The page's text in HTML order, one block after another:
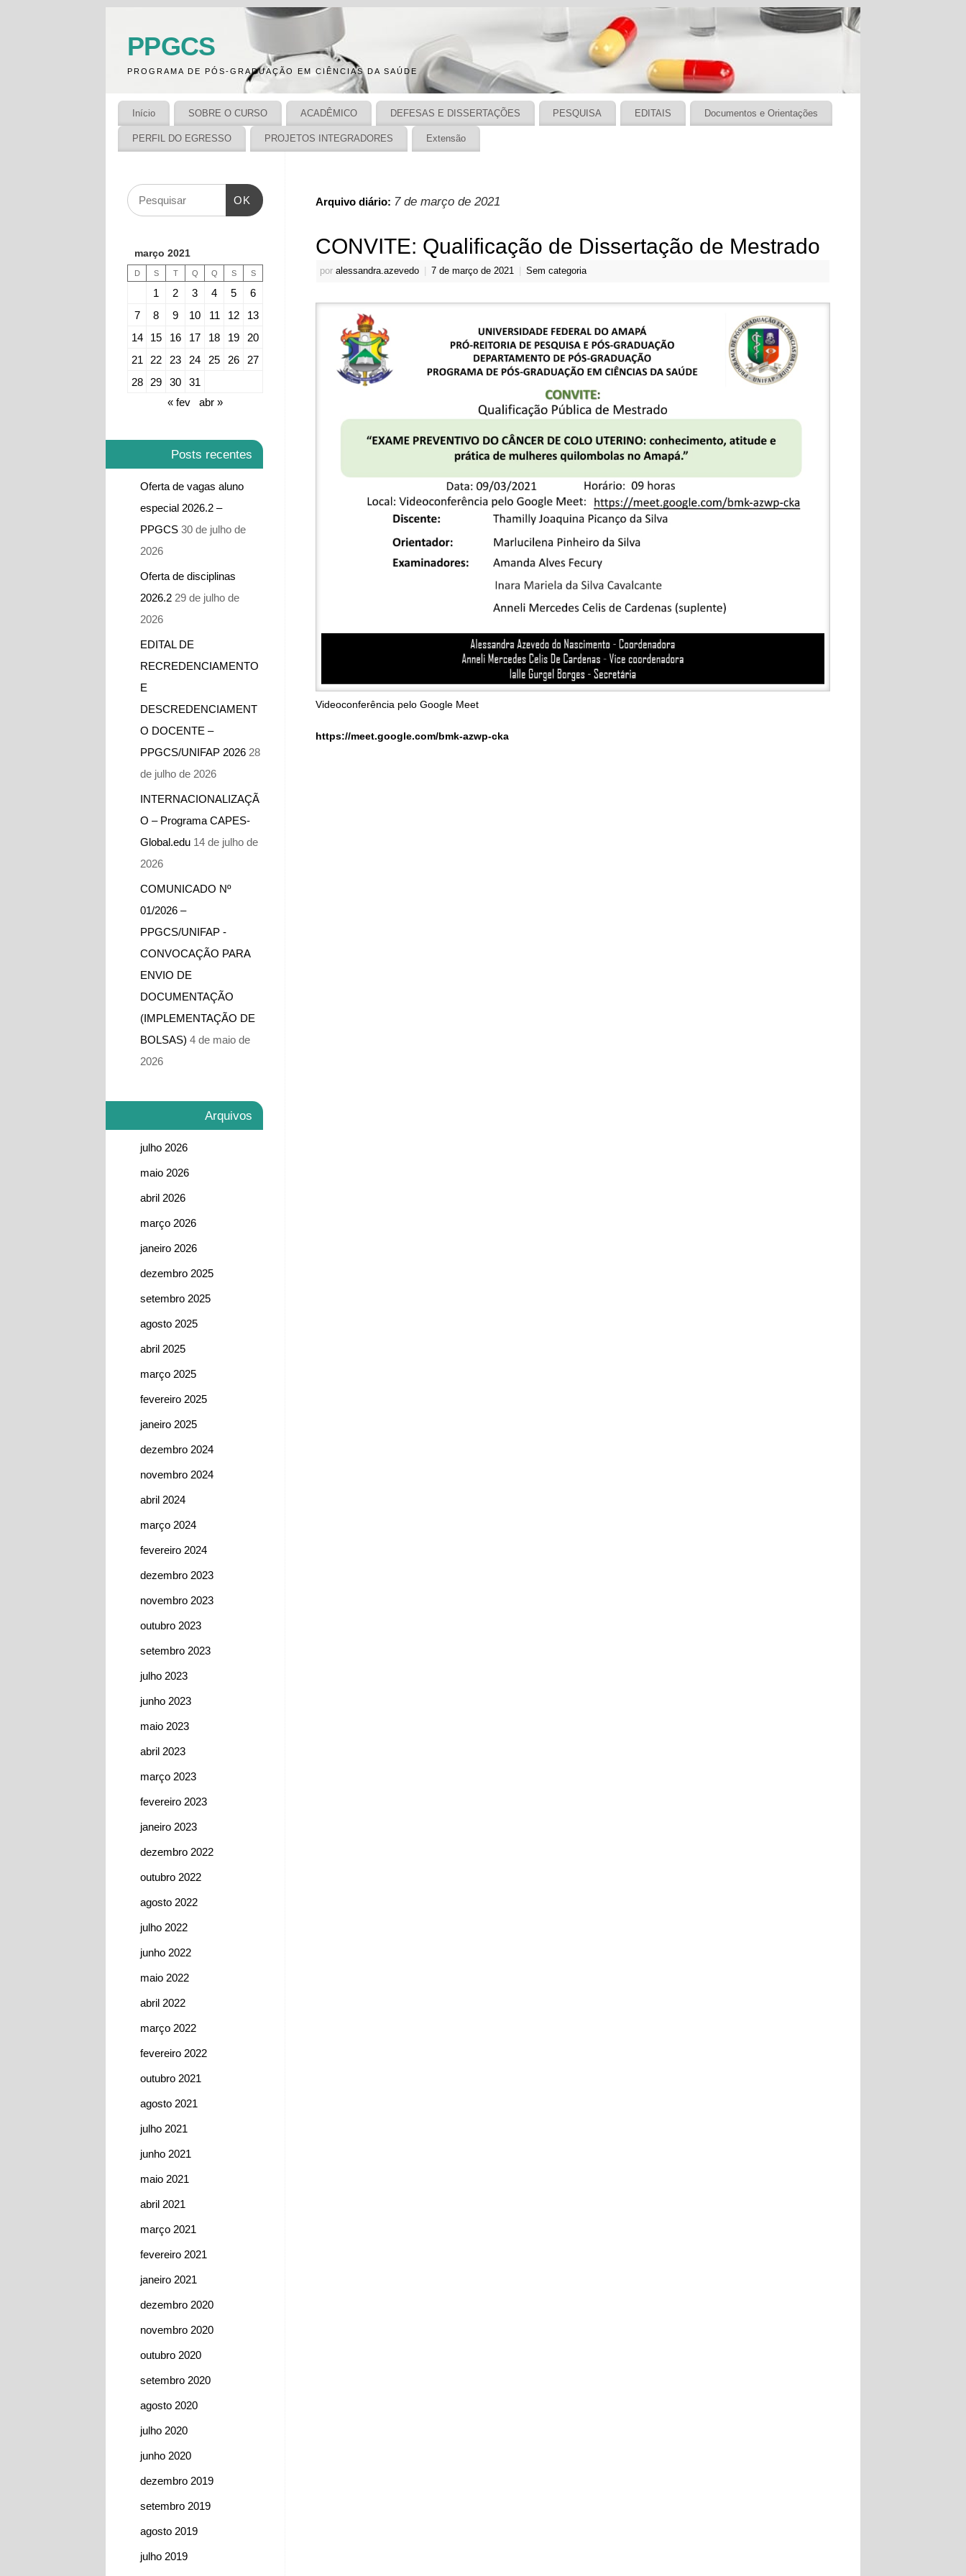
PPGCS
PROGRAMA DE PÓS-GRADUAÇÃO EM CIÊNCIAS DA SAÚDE
Início SOBRE O CURSO ACADÊMICO DEFESAS E DISSERTAÇÕES PESQUISA EDITAIS Documentos e Orientações
PERFIL DO EGRESSO PROJETOS INTEGRADORES Extensão
Arquivo diário: 7 de março de 2021
CONVITE: Qualificação de Dissertação de Mestrado
por alessandra.azevedo 7 de março de 2021 Sem categoria
Videoconferência pelo Google Meet
https://meet.google.com/bmk-azwp-cka
OK
março 2021
D S T Q Q S S
1 2 3 4 5
6
7
8 9 10 11 12
13
14
15 16 17 18 19
20
21
22 23 24 25 26
27
28
29 30
31
« fev
abr »
Posts recentes
Oferta de vagas aluno
especial 2026.2 –
PPGCS 30 de julho de
2026
Oferta de disciplinas
2026.2 29 de julho de
2026
EDITAL DE
RECREDENCIAMENTO
E
DESCREDENCIAMENT
O DOCENTE –
PPGCS/UNIFAP 2026 28
de julho de 2026
INTERNACIONALIZAÇÃ
O – Programa CAPES-
Global.edu 14 de julho de
2026
COMUNICADO Nº
01/2026 –
PPGCS/UNIFAP -​
CONVOCAÇÃO PARA
ENVIO DE
DOCUMENTAÇÃO
(IMPLEMENTAÇÃO DE
BOLSAS) 4 de maio de
2026
Arquivos
julho 2026
maio 2026
abril 2026
março 2026
janeiro 2026
dezembro 2025
setembro 2025
agosto 2025
abril 2025
março 2025
fevereiro 2025
janeiro 2025
dezembro 2024
novembro 2024
abril 2024
março 2024
fevereiro 2024
dezembro 2023
novembro 2023
outubro 2023
setembro 2023
julho 2023
junho 2023
maio 2023
abril 2023
março 2023
fevereiro 2023
janeiro 2023
dezembro 2022
outubro 2022
agosto 2022
julho 2022
junho 2022
maio 2022
abril 2022
março 2022
fevereiro 2022
outubro 2021
agosto 2021
julho 2021
junho 2021
maio 2021
abril 2021
março 2021
fevereiro 2021
janeiro 2021
dezembro 2020
novembro 2020
outubro 2020
setembro 2020
agosto 2020
julho 2020
junho 2020
dezembro 2019
setembro 2019
agosto 2019
julho 2019